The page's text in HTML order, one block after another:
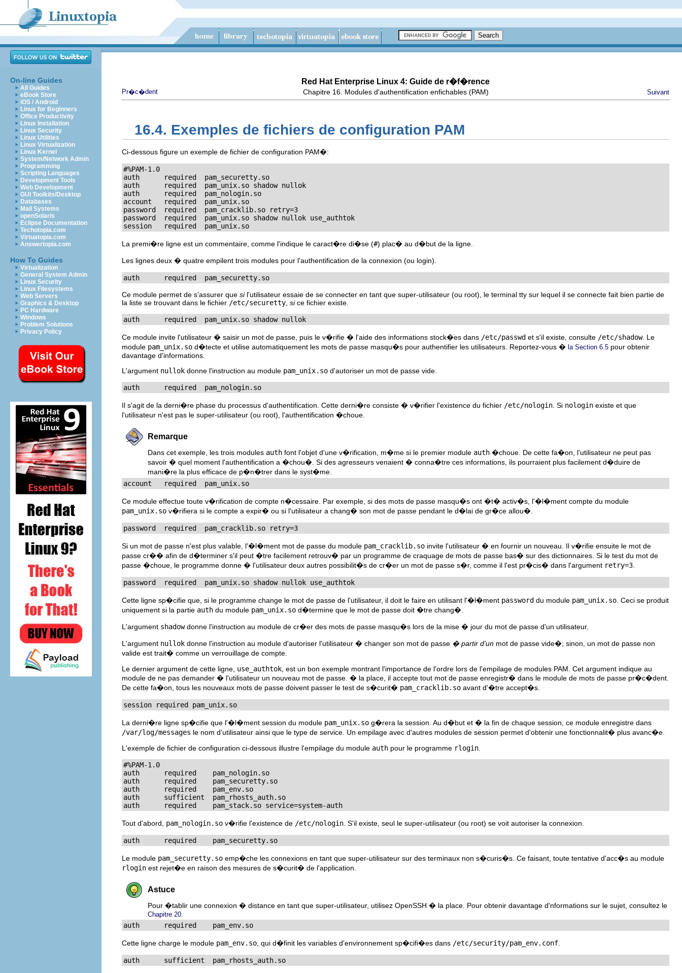
On-line Guides
All Guides
eBook Store
iOS / Android
Linux for Beginners
Office Productivity
Linux Installation
Linux Security
Linux Utilities
Linux Virtualization
Linux Kernel
System/Network Admin
Programming
Scripting Languages
Development Tools
Web Development
GUI Toolkits/Desktop
Databases
Mail Systems
openSolaris
Eclipse Documentation
Techotopia.com
Virtuatopia.com
Answertopia.com
How To Guides
Virtualization
General System Admin
Linux Security
Linux Filesystems
Web Servers
Graphics & Desktop
PC Hardware
Windows
Problem Solutions
Privacy Policy
Red Hat Enterprise Linux 4: Guide de r�f�rence
Pr�c�dent Chapitre 16. Modules d'authentification enfichables (PAM) Suivant
16.4. Exemples de fichiers de configuration PAM
Ci-dessous figure un exemple de fichier de configuration PAM�:
#%PAM-1.0
auth      required  pam_securetty.so
auth      required  pam_unix.so shadow nullok
auth      required  pam_nologin.so
account   required  pam_unix.so
password  required  pam_cracklib.so retry=3
password  required  pam_unix.so shadow nullok use_authtok
session   required  pam_unix.so
La premi�re ligne est un commentaire, comme l'indique le caract�re di�se (#) plac� au d�but de la ligne.
Les lignes deux � quatre empilent trois modules pour l'authentification de la connexion (ou login).
auth      required  pam_securetty.so
Ce module permet de s'assurer que sil'utilisateur essaie de se connecter en tant que super-utilisateur (ou root), le terminal tty sur lequel il se connecte fait bien partie de
la liste se trouvant dans le fichier /etc/securetty sice fichier existe.
auth      required  pam_unix.so shadow nullok
Ce module invite l'utilisateur � saisir un mot de passe, puis le v�rifie � l'aide des informations stock�es dans /etc/passwd et s'il existe, consulte /etc/shadow. Le
module pam_unix.so d�tecte et utilise automatiquement les mots de passe masqu�s pour authentifier les utilisateurs. Reportez-vous � la Section 6.5 pour obtenir
davantage d'informations.
L'argument nullok donne l'instruction au module pam_unix.so d'autoriser un mot de passe vide.
auth      required  pam_nologin.so
Il s'agit de la derni�re phase du processus d'authentification. Cette derni�re consiste � v�rifier l'existence du fichier /etc/nologin . Si nologin existe et que
l'utilisateur n'est pas le super-utilisateur (ou root), l'authentification �choue.
Remarque
Dans cet exemple, les trois modules auth font l'objet d'une v�rification, m�me si le premier module auth �choue. De cette fa�on, l'utilisateur ne peut pas
savoir � quel moment l'authentification a �chou�. Si des agresseurs venaient � conna�tre ces informations, ils pourraient plus facilement d�duire de
mani�re la plus efficace de p�n�trer dans le syst�me.
account   required  pam_unix.so
Ce module effectue toute v�rification de compte n�cessaire. Par exemple, si des mots de passe masqu�s ont �t� activ�s, l'�l�ment compte du module
pam_unix.so v�rifiera si le compte a expir� ou si l'utilisateur a chang� son mot de passe pendant le d�lai de gr�ce allou�.
password  required  pam_cracklib.so retry=3
Si un mot de passe n'est plus valable, l'�l�ment mot de passe du module pam_cracklib.so invite l'utilisateur � en fournir un nouveau. Il v�rifie ensuite le mot de
passe cr�� afin de d�terminer s'il peut �tre facilement retrouv� par un programme de craquage de mots de passe bas� sur des dictionnaires. Si le test du mot de
passe �choue, le programme donne � l'utilisateur deux autres possibilit�s de cr�er un mot de passe s�r, comme il l'est pr�cis� dans l'argument retry=3
password  required  pam_unix.so shadow nullok use_authtok
Cette ligne sp�cifie que, si le programme change le mot de passe de l'utilisateur, il doit le faire en utilisant l'�l�ment password du module pam_unix.so . Ceci se produit
uniquement si la partie auth du module pam_unix.so d�termine que le mot de passe doit �tre chang�.
L'argument shadowdonne l'instruction au module de cr�er des mots de passe masqu�s lors de la mise � jour du mot de passe d'un utilisateur.
L'argument nullok donne l'instruction au module d'autoriser l'utilisateur � changer son mot de passe � partir d'un mot de passe vide�; sinon, un mot de passe non
valide est trait� comme un verrouillage de compte.
Le dernier argument de cette ligne, use_authtok , est un bon exemple montrant l'importance de l'ordre lors de l'empilage de modules PAM. Cet argument indique au
module de ne pas demander � l'utilisateur un nouveau mot de passe. � la place, il accepte tout mot de passe enregistr� dans le module de mots de passe pr�c�dent.
De cette fa�on, tous les nouveaux mots de passe doivent passer le test de s�curit� pam_cracklib.so avant d'�tre accept�s.
session required pam_unix.so
La derni�re ligne sp�cifie que l'�l�ment session du module pam_unix.so g�rera la session. Au d�but et � la fin de chaque session, ce module enregistre dans
/var/log/messages le nom d'utilisateur ainsi que le type de service. Un empilage avec d'autres modules de session permet d'obtenir une fonctionnalit� plus avanc�e.
L'exemple de fichier de configuration ci-dessous illustre l'empilage du module auth pour le programme rlogin
#%PAM-1.0
auth      required    pam_nologin.so
auth      required    pam_securetty.so
auth      required    pam_env.so
auth      sufficient  pam_rhosts_auth.so
auth      required    pam_stack.so service=system-auth
Tout d'abord, pam_nologin.so v�rifie l'existence de /etc/nologin . S'il existe, seul le super-utilisateur (ou root) se voit autoriser la connexion.
auth      required    pam_securetty.so
Le module pam_securetty.so emp�che les connexions en tant que super-utilisateur sur des terminaux non s�curis�s. Ce faisant, toute tentative d'acc�s au module
rlogin est rejet�e en raison des mesures de s�curit� de l'application.
Astuce
Pour �tablir une connexion � distance en tant que super-utilisateur, utilisez OpenSSH � la place. Pour obtenir davantage d'nformations sur le sujet, consultez le
Chapitre 20
auth      required    pam_env.so
Cette ligne charge le module pam_env.so , qui d�finit les variables d'environnement sp�cifi�es dans /etc/security/pam_env.conf
auth      sufficient  pam_rhosts_auth.so